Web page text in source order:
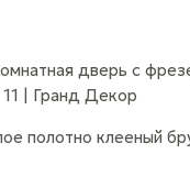
дверь с
| Гранд Декор
полотно клееный